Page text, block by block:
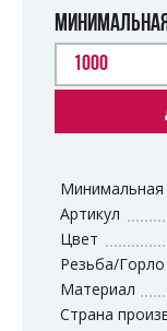
Минимальная
Артикул
Цвет
Резьба/Горло
Материал
Страна